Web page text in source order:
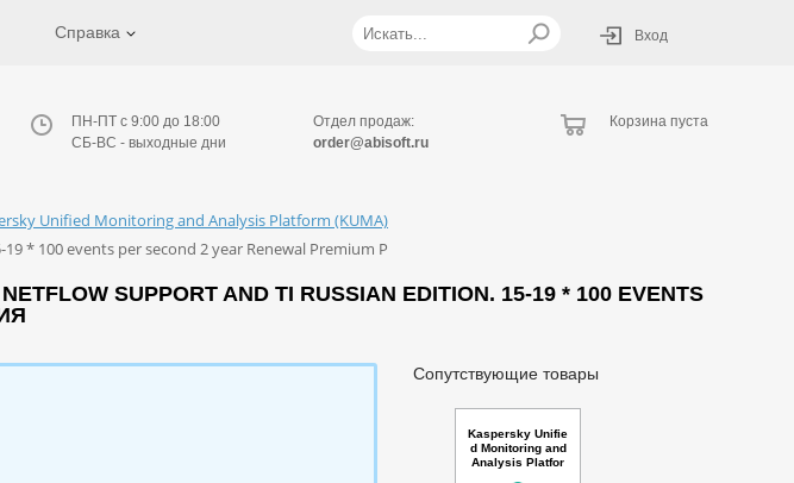
Справка Вход
ПН-ПТ с 9:00 до 18:00
СБ-ВС - выходные дни
Отдел продаж:
order@abisoft.ru
Корзина пуста
Unified Monitoring and Analysis Platform (KUMA)
* 100 events per second 2 year Renewal Premium P
SUPPORT AND TI RUSSIAN EDITION. 15-19 * 100 EVENTS
Сопутствующие товары
Kaspersky Unifie
d Monitoring and
Analysis Platfor